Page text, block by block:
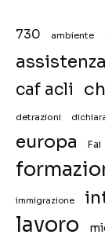
730 ambiente
assistenza
caf acli
detrazioni
europa Fai
immigrazione
lavoro